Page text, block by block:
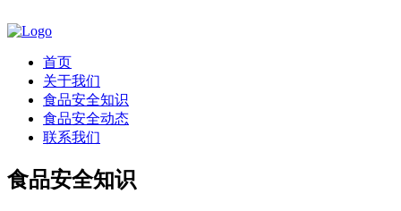
首页
关于我们
食品安全知识
食品安全动态
联系我们
食品安全知识